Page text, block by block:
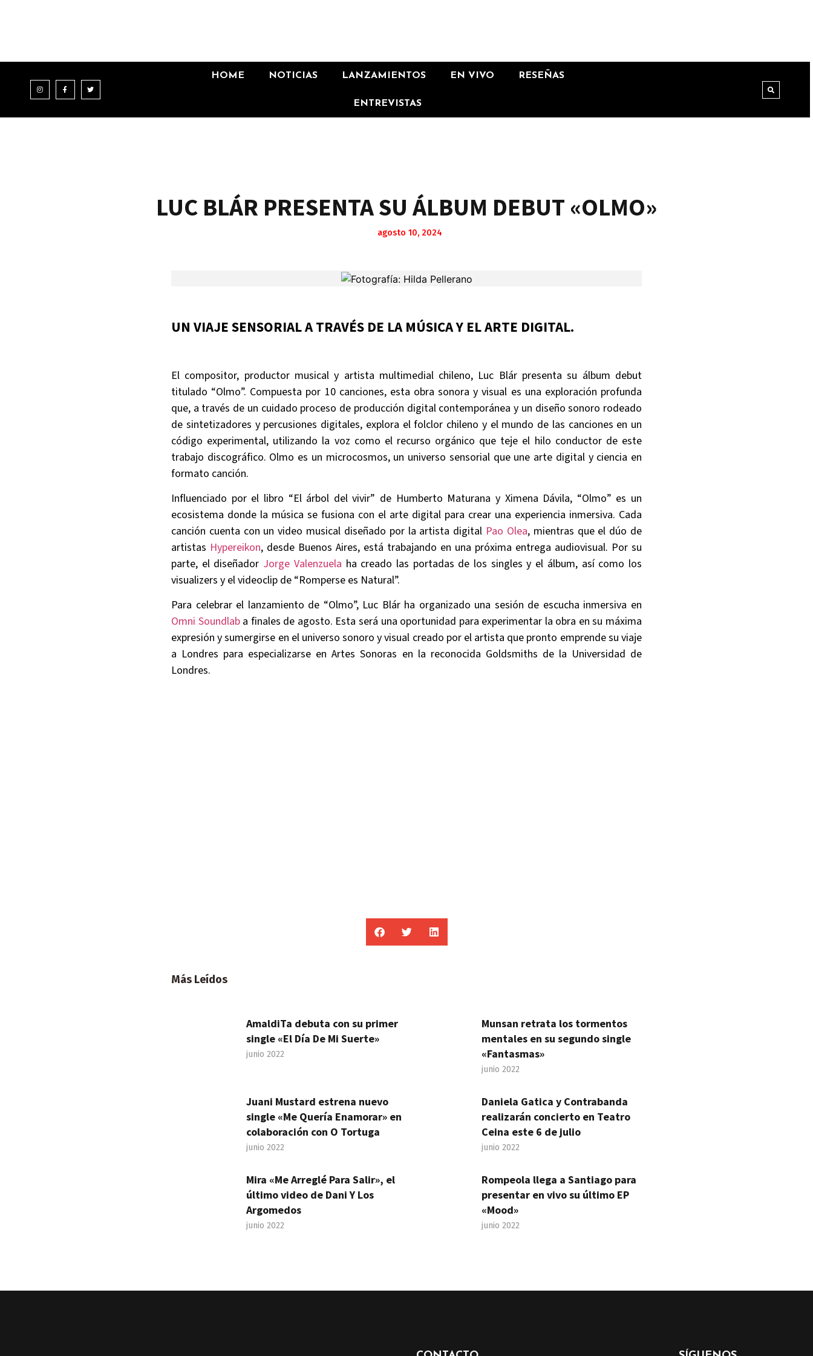
HOME NOTICIAS LANZAMIENTOS EN VIVO RESEÑAS
ENTREVISTAS
LUC BLÁR PRESENTA SU ÁLBUM DEBUT «OLMO»
agosto 10, 2024
UN VIAJE SENSORIAL A TRAVÉS DE LA MÚSICA Y EL ARTE DIGITAL.
El compositor, productor musical y artista multimedial chileno, Luc Blár presenta su álbum debut
titulado “Olmo”. Compuesta por 10 canciones, esta obra sonora y visual es una exploración profunda
que, a través de un cuidado proceso de producción digital contemporánea y un diseño sonoro rodeado
de sintetizadores y percusiones digitales, explora el folclor chileno y el mundo de las canciones en un
código experimental, utilizando la voz como el recurso orgánico que teje el hilo conductor de este
trabajo discográfico. Olmo es un microcosmos, un universo sensorial que une arte digital y ciencia en
formato canción.
Influenciado por el libro “El árbol del vivir” de Humberto Maturana y Ximena Dávila, “Olmo” es un
ecosistema donde la música se fusiona con el arte digital para crear una experiencia inmersiva. Cada
canción cuenta con un video musical diseñado por la artista digital Pao Olea, mientras que el dúo de
artistas Hypereikon, desde Buenos Aires, está trabajando en una próxima entrega audiovisual. Por su
parte, el diseñador Jorge Valenzuela ha creado las portadas de los singles y el álbum, así como los
visualizers y el videoclip de “Romperse es Natural”.
Para celebrar el lanzamiento de “Olmo”, Luc Blár ha organizado una sesión de escucha inmersiva en
Omni Soundlaba finales de agosto. Esta será una oportunidad para experimentar la obra en su máxima
expresión y sumergirse en el universo sonoro y visual creado por el artista que pronto emprende su viaje
a Londres para especializarse en Artes Sonoras en la reconocida Goldsmiths de la Universidad de
Londres.
Más Leídos
AmaldiTa debuta con su primer
single «El Día De Mi Suerte»
junio 2022
Munsan retrata los tormentos
mentales en su segundo single
«Fantasmas»
junio 2022
Juani Mustard estrena nuevo
single «Me Quería Enamorar» en
colaboración con O Tortuga
junio 2022
Daniela Gatica y Contrabanda
realizarán concierto en Teatro
Ceina este 6 de julio
junio 2022
Mira «Me Arreglé Para Salir», el
último video de Dani Y Los
Argomedos
junio 2022
Rompeola llega a Santiago para
presentar en vivo su último EP
«Mood»
junio 2022